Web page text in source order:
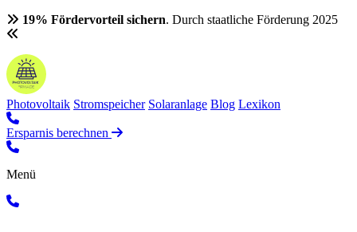
19% Fördervorteil sichern. Durch staatliche Förderung 2025
Photovoltaik Stromspeicher Solaranlage Blog Lexikon
Ersparnis berechnen
Menü